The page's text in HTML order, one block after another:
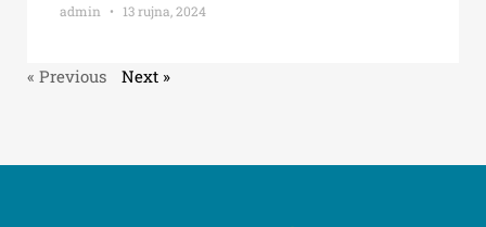
admin 13 rujna, 2024
« Previous Next »